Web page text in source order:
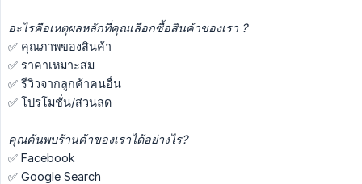
อะไรคือเหตุผลหลักที่คุณเลือกซื้อสินค้าของเรา ?
✅ คุณภาพของสินค้า
✅ ราคาเหมาะสม
✅ รีวิวจากลูกค้าคนอื่น
✅ โปรโมชั่น/ส่วนลด
คุณค้นพบร้านค้าของเราได้อย่างไร?
✅ Facebook
✅ Google Search